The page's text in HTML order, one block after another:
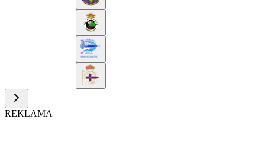
REKLAMA